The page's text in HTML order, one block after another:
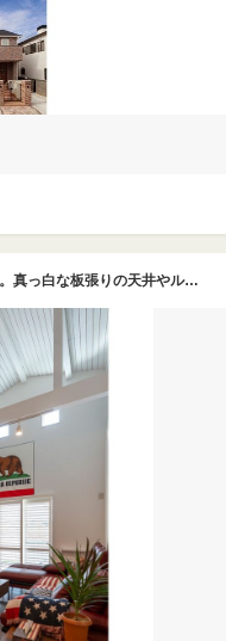
天井高が約５メートルもあり、開放的なLDK。真っ白な板張りの天井やルーバーの引戸、赤×白のサーフボードで、カリフォルニアの雰囲気を演出。星条旗やソファなど、愛車のシートカラーである赤と黒をアクセントにコーディネートしている。kaiくんが滑らないよう、犬の足に優しい床材を採用